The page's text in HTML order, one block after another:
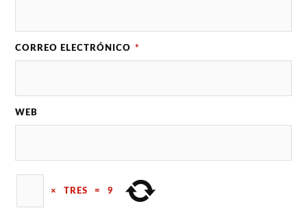
CORREO ELECTRÓNICO *
WEB
× TRES = 9